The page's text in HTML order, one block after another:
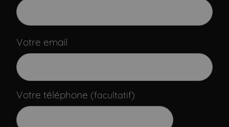
Votre email
Votre téléphone (facultatif)